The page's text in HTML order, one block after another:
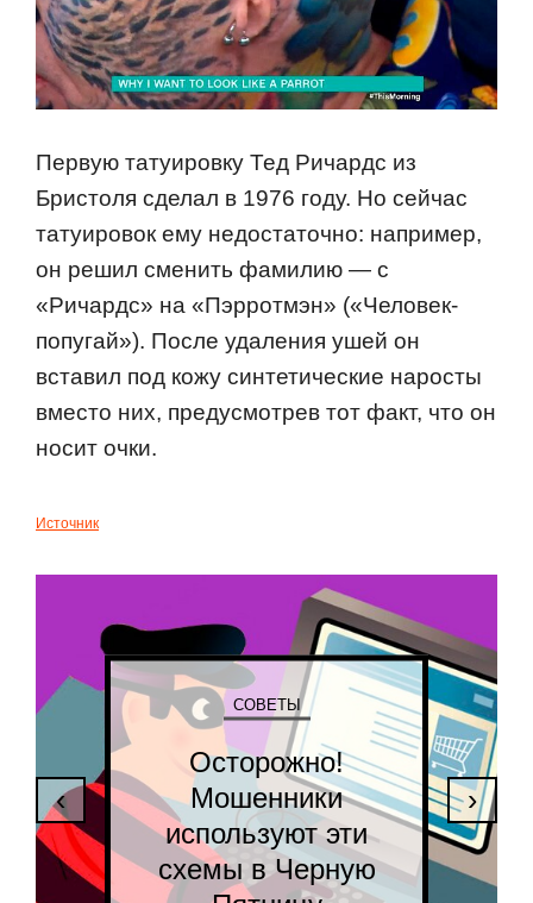
Первую татуировку Тед Ричардс из
Бристоля сделал в 1976 году. Но сейчас
татуировок ему недостаточно: например,
он решил сменить фамилию — с
«Ричардс» на «Пэрротмэн» («Человек-
попугай»). После удаления ушей он
вставил под кожу синтетические наросты
вместо них, предусмотрев тот факт, что он
носит очки.
Источник
СОВЕТЫ
Осторожно!
Мошенники
используют эти
схемы в Черную
‹ ›